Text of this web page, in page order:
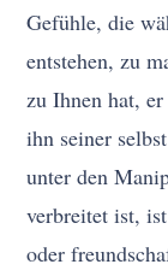
Gefühle, die
entstehen, zu
zu Ihnen hat,
ihn seiner
unter den
verbreitet ist,
oder